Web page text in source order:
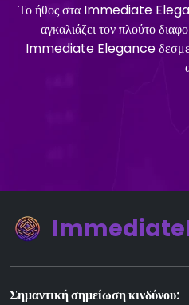
Το ήθος στα Immediate Elegance
αγκαλιάζει τον πλούτο
Immediate Elegance
Σημαντική σημείωση κινδύνου: